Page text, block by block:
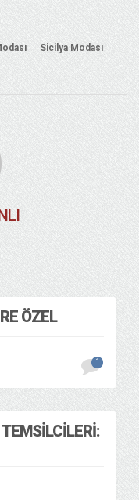
Sicilya Modası
ÖZEL
1